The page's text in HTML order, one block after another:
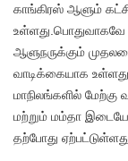
காங்கிரஸ் ஆளும்
உள்ளது.பொதுவாகவே
ஆளுநருக்கும்
வாடிக்கையாக
மாநிலங்களில்
மற்றும் மம்தா
தற்போது ஏற்பட்டுள்ளது.